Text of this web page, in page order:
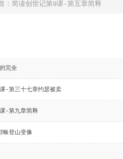
：简读创世记第9课-第五章简释
完全
-第三十七章约瑟被卖
-第九章简释
稣登山变像